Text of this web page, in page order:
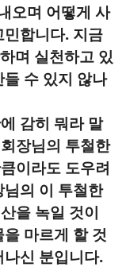
오며 어떻게 사
합니다. 지금
며 실천하고 있
수 있지 않나
감히 뭐라 말
장님의 투철한
이라도 도우려
의 이 투철한
을 녹일 것이
마르게 할 것
신 분입니다.